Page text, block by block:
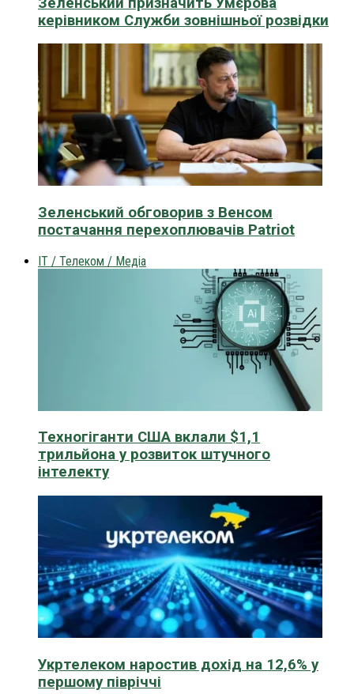
керівником Служби зовнішньої розвідки
Зеленський обговорив з Венсом
постачання перехоплювачів Patriot
IT / Телеком / Медіа
Техногіганти США вклали $1,1
трильйона у розвиток штучного
інтелекту
Укртелеком наростив дохід на 12,6% у
першому півріччі